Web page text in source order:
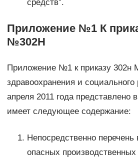
средств”.
Приложение №1 К
№302Н
Приложение №1 к приказу 302н
здравоохранения и
апреля 2011 года представлено
имеет следующее содержание:
Непосредственно
опасных